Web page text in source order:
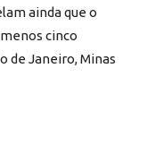
ainda que o
cinco
de Janeiro, Minas